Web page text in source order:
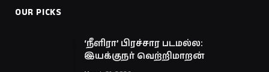
OUR PICKS
‘நீளிரா’ பிரச்சார படமல்ல:
இயக்குநர் வெற்றிமாறன்